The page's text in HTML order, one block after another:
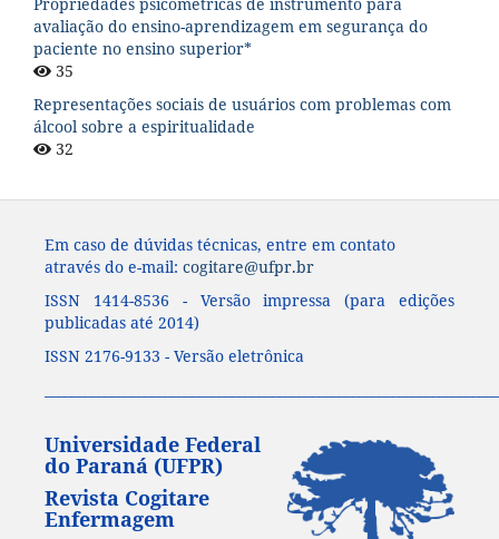
avaliação do ensino-aprendizagem em segurança do
paciente no ensino superior*
35
Representações sociais de usuários com problemas com
álcool sobre a espiritualidade
32
Em caso de dúvidas técnicas, entre em contato
através do e-mail: cogitare@ufpr.br
ISSN 1414-8536 - Versão impressa (para edições
publicadas até 2014)
ISSN 2176-9133 - Versão eletrônica
Universidade Federal
do Paraná (UFPR)
Revista Cogitare
Enfermagem